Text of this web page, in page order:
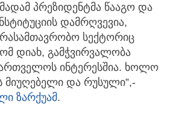
პრეზიდენტმა წააგო და
დამრღვევია,
სექტორიც
დიახ, გამჭვირვალობა
ინტერესშია. ხოლო
და რუსული”,-
ზარქუამ.